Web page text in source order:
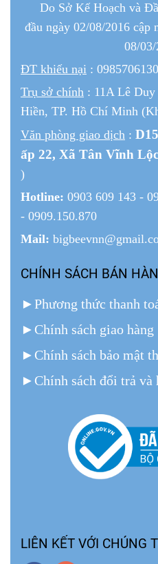
Do Sở Kế Hoạch và
đầu ngày 02/08/2016 cập
08/03/
ĐT khiếu nại : 0985706130
Trụ sở chính : 11A Lê
Hiền, TP. Hồ Chí Minh
Văn phòng giao dịch :
ấp 22, Xã Tân Vĩnh
)
Hotline: 0903 609 143 -
- 0909.150.870
Mail:
CHÍNH SÁCH BÁN
►Phương thức thanh
► Chính sách giao hàng
► Chính sách bảo mật
► Chính sách đổi trả và
LIÊN KẾT VỚI CHÚNG